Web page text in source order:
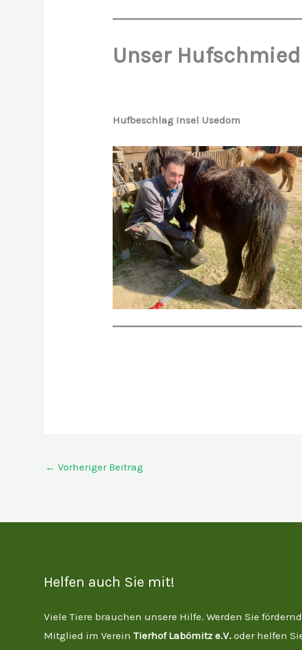
Unser Hufschmied
Hufbeschlag Insel Usedom
← Vorheriger Beitrag
Helfen auch Sie mit!
Viele Tiere brauchen unsere Hilfe. Werden Sie
Mitglied im Verein Tierhof Labömitz e.V. oder helfen